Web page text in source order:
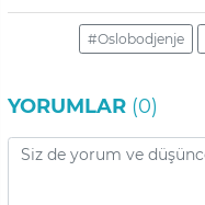
#Oslobodjenje
YORUMLAR (0)